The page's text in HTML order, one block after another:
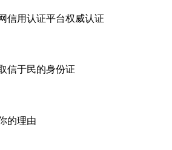
信用认证平台权威认证
信于民的身份证
的理由